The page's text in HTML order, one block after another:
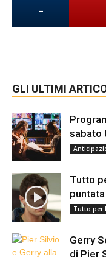
-
GLI ULTIMI
sabato
Tutto
Tutto per
Gerry
di Pier